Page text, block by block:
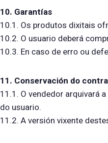
10. Garantías
10.1. Os produtos dixitais
10.2. O usuario deberá
10.3. En caso de erro ou
11. Conservación do
11.1. O vendedor arquivará
do usuario.
11.2. A versión vixente